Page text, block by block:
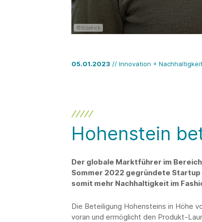
©Sizekick
05.01.2023 // Innovation + Nachhaltigkeit
Hohenstein
Der globale Marktführer im
Sommer 2022 gegründete Startup
somit mehr Nachhaltigkeit im
Die Beteiligung Hohensteins in Höhe
voran und ermöglicht den Produkt-